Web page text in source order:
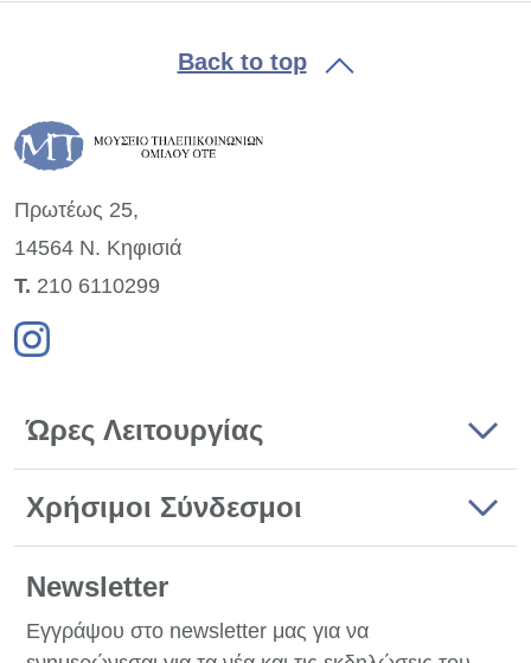
Back to top
Πρωτέως 25,
14564 Ν. Κηφισιά
Τ. 210 6110299
Ώρες Λειτουργίας
Χρήσιμοι Σύνδεσμοι
Newsletter
Εγγράψου στο newsletter μας για να